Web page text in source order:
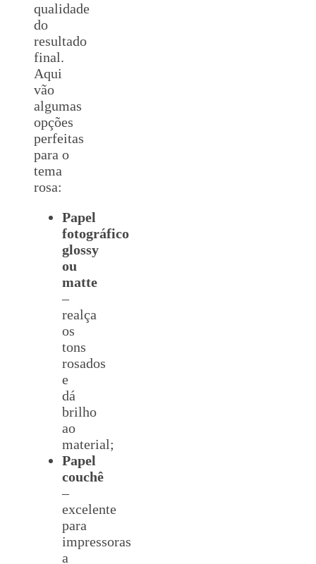
qualidade
do
resultado
final.
Aqui
vão
algumas
opções
perfeitas
para o
tema
rosa:
Papel
fotográfico
glossy
ou
matte
–
realça
os
tons
rosados
e
dá
brilho
ao
material;
Papel
couchê
–
excelente
para
impressoras
a